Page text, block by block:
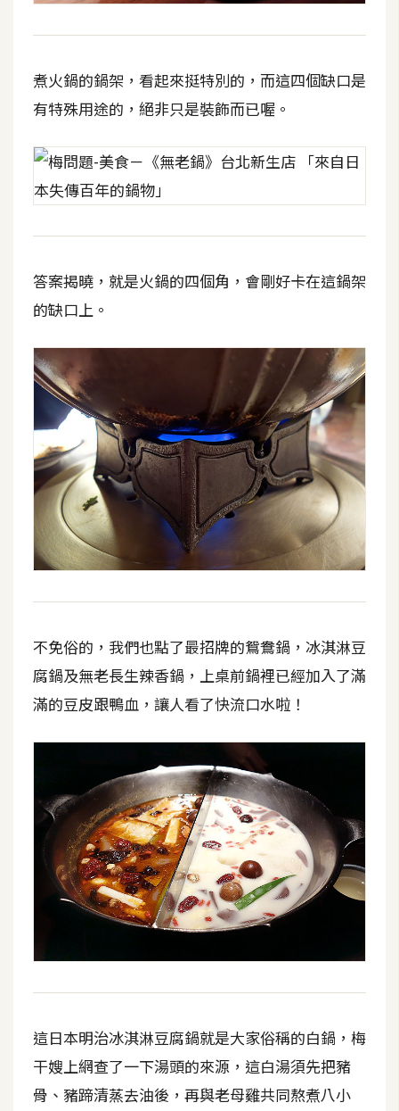
作
提
煮火鍋的鍋架，看起來挺特別的，而這四個缺口是
有特殊用途的，絕非只是裝飾而已喔。
答案揭曉，就是火鍋的四個角，會剛好卡在這鍋架
的缺口上。
不免俗的，我們也點了最招牌的鴛鴦鍋，冰淇淋豆
腐鍋及無老長生辣香鍋，上桌前鍋裡已經加入了滿
滿的豆皮跟鴨血，讓人看了快流口水啦！
這日本明治冰淇淋豆腐鍋就是大家俗稱的白鍋，梅
干嫂上網查了一下湯頭的來源，這白湯須先把豬
骨、豬蹄清蒸去油後，再與老母雞共同熬煮八小